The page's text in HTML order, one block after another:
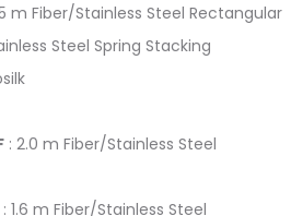
m Fiber/Stainless Steel Rectangular
Steel Spring Stacking
: 2.0 m Fiber/Stainless Steel
: 1.6 m Fiber/Stainless Steel